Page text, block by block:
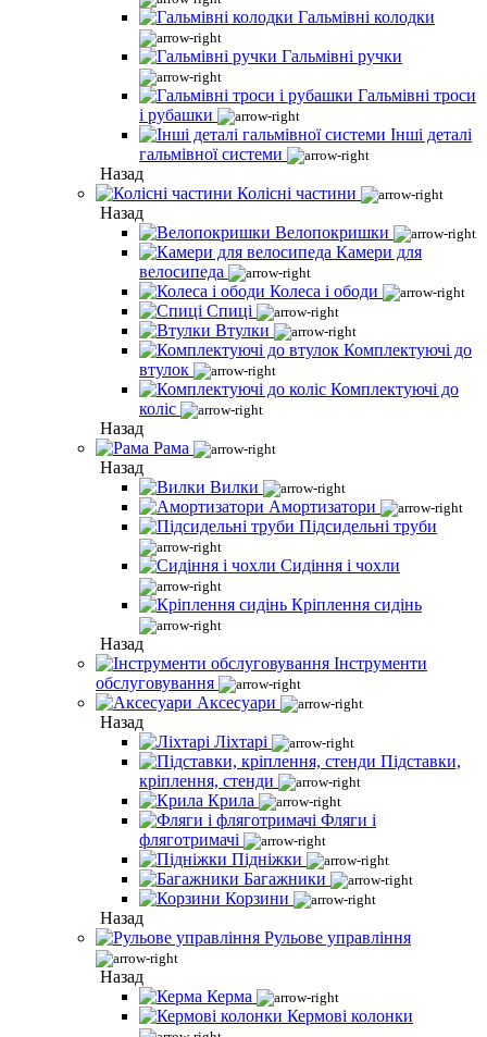
Гальмівні колодки
Гальмівні ручки
Гальмівні троси
і рубашки
Інші деталі
гальмівної системи
Назад
Колісні частини
Назад
Велопокришки
Камери для
велосипеда
Колеса і ободи
Спиці
Втулки
Комплектуючі до
втулок
Комплектуючі до
коліс
Назад
Рама
Назад
Вилки
Амортизатори
Підсидельні труби
Сидіння і чохли
Кріплення сидінь
Назад
Інструменти
обслуговування
Аксесуари
Назад
Ліхтарі
Підставки,
кріплення, стенди
Крила
Фляги і
фляготримачі
Підніжки
Багажники
Корзини
Назад
Рульове управління
Назад
Керма
Кермові колонки